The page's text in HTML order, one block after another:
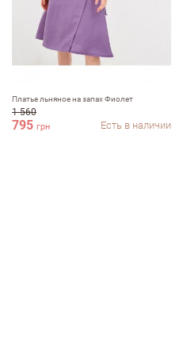
Платье льняное на запах Фиолет
1 560
795 грн Есть в наличии